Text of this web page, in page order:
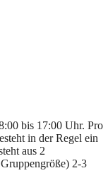
bis 17:00 Uhr. Pro
in der Regel ein
aus 2
2-3